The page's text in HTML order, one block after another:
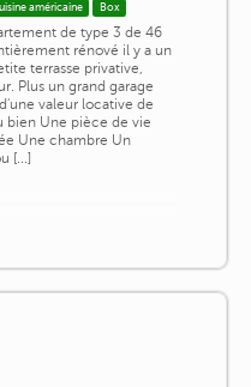
américaine Box
de type 3 de 46
rénové il y a un
terrasse privative,
Plus un grand garage
valeur locative de
bien Une pièce de vie
Une chambre Un
[...]